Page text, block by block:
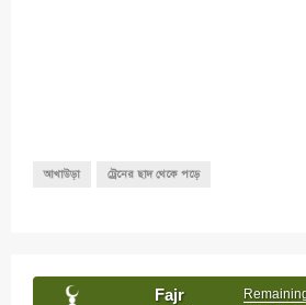
আখাউড়া ট্রেনের ছাদ থেকে পড়ে